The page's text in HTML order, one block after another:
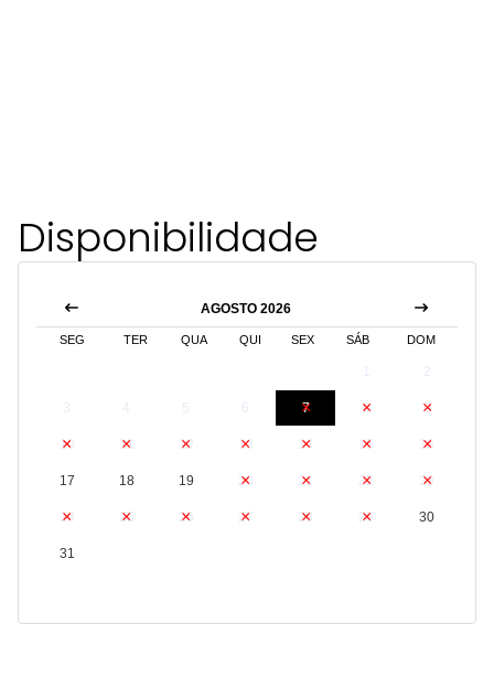
Disponibilidade
AGOSTO 2026
SEG TER QUA QUI SEX SÁB DOM
7 8 9
10 11 12 13 14 15 16
17 18 19 20 21 22 23
24 25 26 27 28 29 30
31